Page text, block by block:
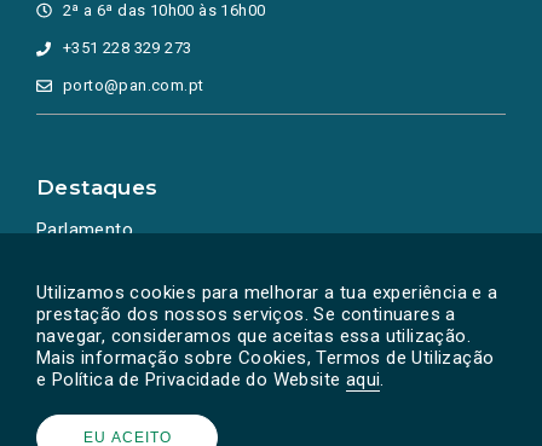
Utilizamos cookies para melhorar a tua experiência e a
prestação dos nossos serviços. Se continuares a
navegar, consideramos que aceitas essa utilização.
Mais informação sobre Cookies, Termos de Utilização
e Política de Privacidade do Website aqui.
EU ACEITO
2ª a 6ª das 10h00 às 16h00
+351 228 329 273
porto@pan.com.pt
Destaques
Parlamento